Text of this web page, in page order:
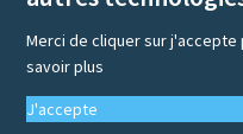
Merci de cliquer sur
savoir plus
J'accepte